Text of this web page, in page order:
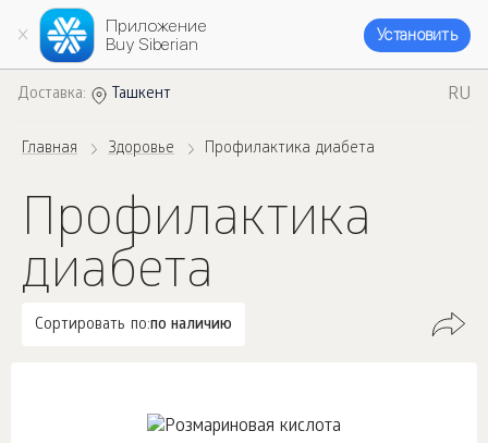
Приложение
Buy Siberian
Установить
Доставка: Ташкент RU
Главная Здоровье Профилактика диабета
Профилактика
диабета
Сортировать по:по наличию